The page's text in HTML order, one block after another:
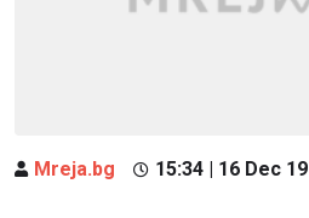
Mreja.bg 15:34 | 16 Dec 19